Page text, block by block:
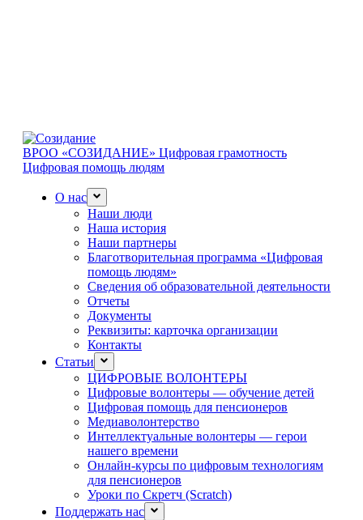
ВРОО «СОЗИДАНИЕ» Цифровая грамотность
Цифровая помощь людям
О нас
Наши люди
Наша история
Наши партнеры
Благотворительная программа «Цифровая
помощь людям»
Сведения об образовательной деятельности
Отчеты
Документы
Реквизиты: карточка организации
Контакты
Статьи
ЦИФРОВЫЕ ВОЛОНТЕРЫ
Цифровые волонтеры — обучение детей
Цифровая помощь для пенсионеров
Медиаволонтерство
Интеллектуальные волонтеры — герои
нашего времени
Онлайн-курсы по цифровым технологиям
для пенсионеров
Уроки по Скретч (Scratch)
Поддержать нас